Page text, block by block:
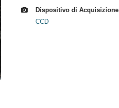
Dispositivo di Acquisizione
CCD